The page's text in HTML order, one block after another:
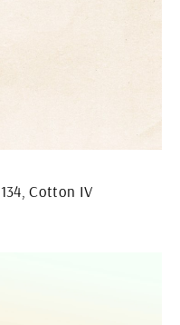
Cotton IV